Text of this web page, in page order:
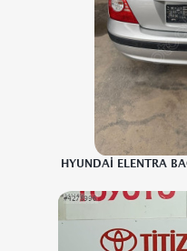
HYUNDAİ ELENTRA